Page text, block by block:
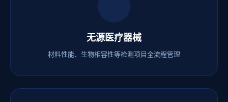
无源医疗器械
材料性能、生物相容性等检测项目全流程管理